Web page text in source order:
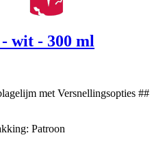
wit - 300 ml
met Versnellingsopties ##
Patroon